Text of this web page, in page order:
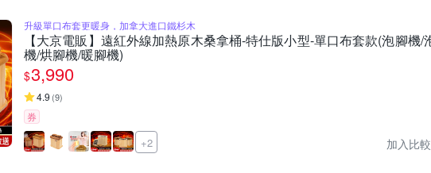
升級單口布套更暖身，加拿大進口鐵杉木
【大京電販】遠紅外線加熱原木桑拿桶-特仕版小型-單口布套款(泡腳機/
機/烘腳機/暖腳機)
$3,990
4.9 (9)
券
+2 加入比較